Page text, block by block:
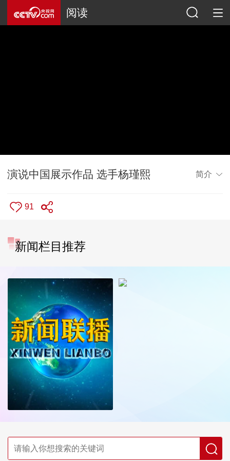
阅读
演说中国展示作品 选手杨瑾熙 简介
91
新闻栏目推荐